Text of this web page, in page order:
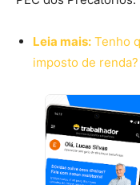
Leia mais: Tenho
imposto de